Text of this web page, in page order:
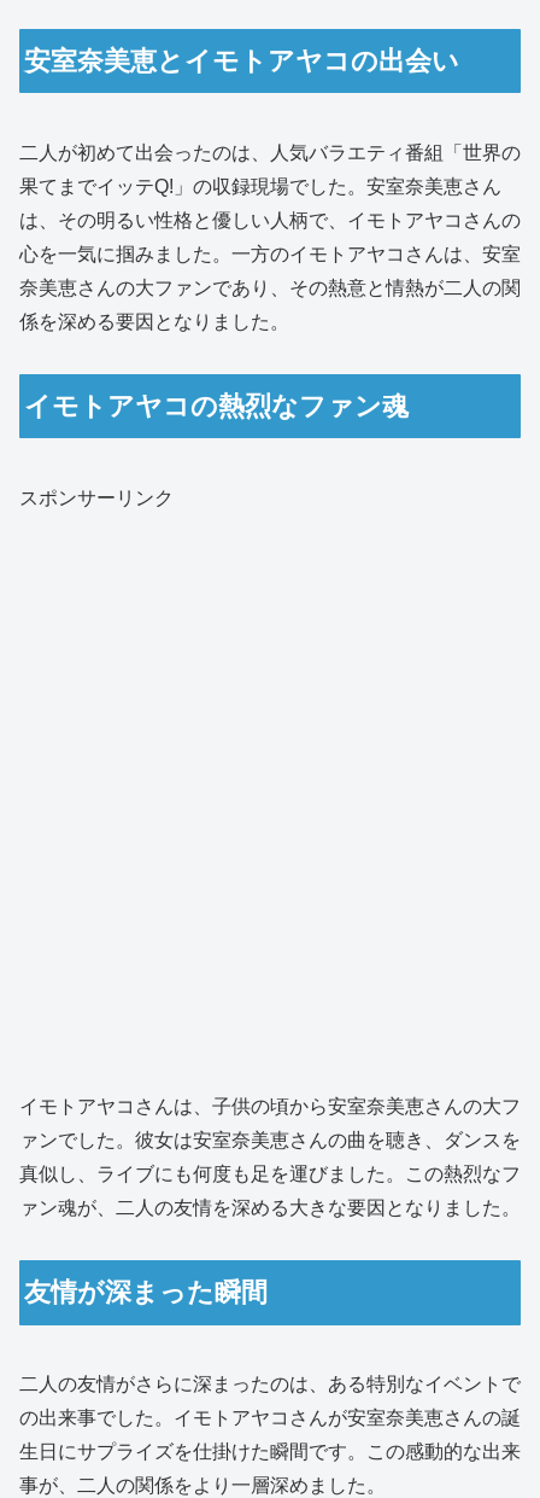
安室奈美恵とイモトアヤコの出会い
二人が初めて出会ったのは、人気バラエティ番組「世界の
果てまでイッテQ!」の収録現場でした。安室奈美恵さん
は、その明るい性格と優しい人柄で、イモトアヤコさんの
心を一気に掴みました。一方のイモトアヤコさんは、安室
奈美恵さんの大ファンであり、その熱意と情熱が二人の関
係を深める要因となりました。
イモトアヤコの熱烈なファン魂
スポンサーリンク
イモトアヤコさんは、子供の頃から安室奈美恵さんの大フ
ァンでした。彼女は安室奈美恵さんの曲を聴き、ダンスを
真似し、ライブにも何度も足を運びました。この熱烈なフ
ァン魂が、二人の友情を深める大きな要因となりました。
友情が深まった瞬間
二人の友情がさらに深まったのは、ある特別なイベントで
の出来事でした。イモトアヤコさんが安室奈美恵さんの誕
生日にサプライズを仕掛けた瞬間です。この感動的な出来
事が、二人の関係をより一層深めました。